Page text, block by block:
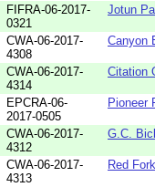
FIFRA-06-2017-
0321
Jotun
CWA-06-2017-
4308
Canyon
CWA-06-2017-
4314
Citation
EPCRA-06-
2017-0505
Pioneer
CWA-06-2017-
4312
G.C.
CWA-06-2017-
4313
Red